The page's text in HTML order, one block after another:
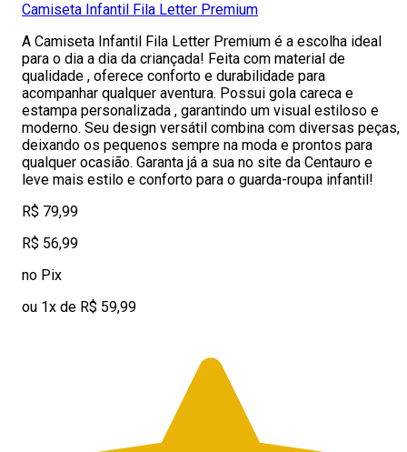
Camiseta Infantil Fila Letter Premium
A Camiseta Infantil Fila Letter Premium é a escolha ideal
para o dia a dia da criançada! Feita com material de
qualidade , oferece conforto e durabilidade para
acompanhar qualquer aventura. Possui gola careca e
estampa personalizada , garantindo um visual estiloso e
moderno. Seu design versátil combina com diversas peças,
deixando os pequenos sempre na moda e prontos para
qualquer ocasião. Garanta já a sua no site da Centauro e
leve mais estilo e conforto para o guarda-roupa infantil!
R$ 79,99
R$ 56,99
no Pix
ou 1x de R$ 59,99